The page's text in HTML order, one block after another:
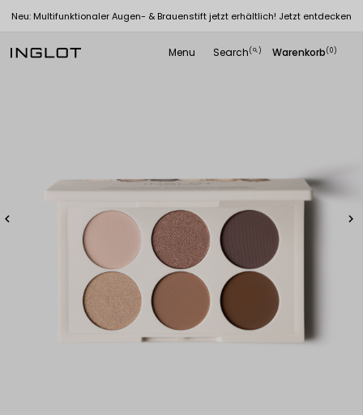
Neu: Multifunktionaler Augen- & Brauenstift jetzt erhältlich! Jetzt entdecken
Menu Search(
search ) Warenkorb(0)
 